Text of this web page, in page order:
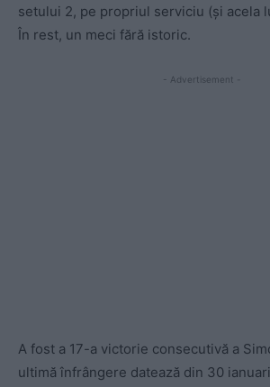
setului 2, pe propriul serviciu (și acela
În rest, un meci fără istoric.
- Advertisement -
A fost a 17-a victorie consecutivă a
ultimă înfrângere datează din 30